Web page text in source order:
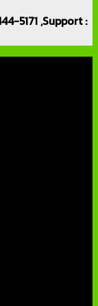
5171 ,Support :